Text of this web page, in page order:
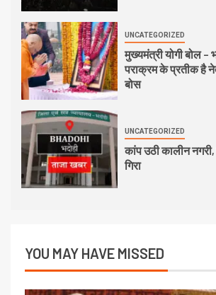
UNCATEGORIZED
मुख्यमंत्री योगी बोल –
पराक्रम के प्रतीक है
बोस
UNCATEGORIZED
कांप उठी कालीन नगरी,
गिरा
YOU MAY HAVE MISSED